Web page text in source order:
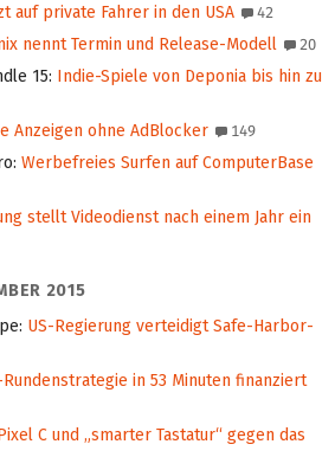
auf private Fahrer in den USA 42
nennt Termin und Release-Modell 20
15: Indie-Spiele von Deponia bis hin zu
Anzeigen ohne AdBlocker 149
: Werbefreies Surfen auf ComputerBase
stellt Videodienst nach einem Jahr ein
2015
: US-Regierung verteidigt Safe-Harbor-
Rundenstrategie in 53 Minuten finanziert
C und „smarter Tastatur“ gegen das